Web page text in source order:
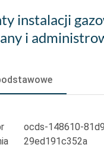
instalacji
i
ocds-148610-
29ed191c352a